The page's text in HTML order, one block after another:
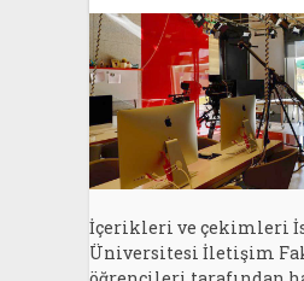
İçerikleri ve çekimleri
Üniversitesi İletişim